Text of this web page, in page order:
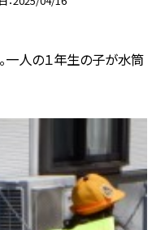
一人の１年生の子が水筒